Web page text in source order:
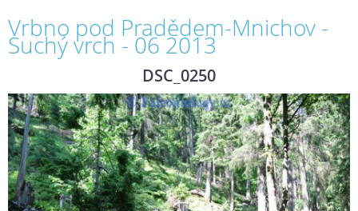
Vrbno pod Pradědem-Mnichov -
Suchý vrch - 06 2013
DSC_0250